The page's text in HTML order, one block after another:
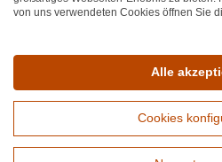
*Alle Preise inkl. MwST zzgl.
von uns verwendeten Cookies öffnen Sie
Alle
Cookies